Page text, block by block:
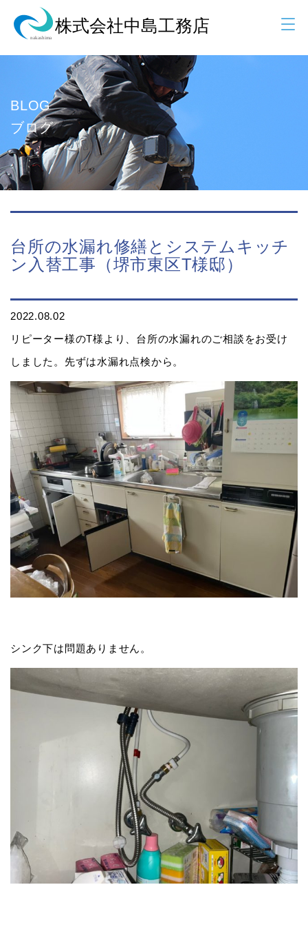
BLOG
ブログ
台所の水漏れ修繕とシステムキッチ
ン入替工事（堺市東区T様邸）
2022.08.02
リピーター様のT様より、台所の水漏れのご相談をお受け
しました。先ずは水漏れ点検から。
シンク下は問題ありません。